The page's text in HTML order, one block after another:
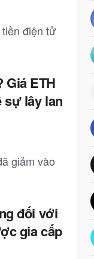
điện tử
ETH
sự lây lan
giảm vào
đối với
gia cấp